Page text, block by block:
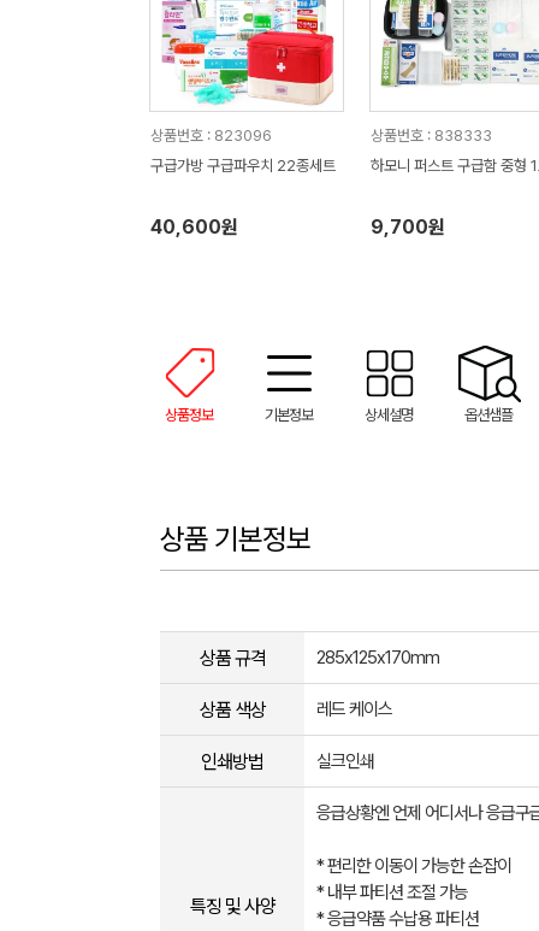
상품번호 : 823096
구급가방 구급파우치 22종세트
40,600원
상품번호 : 838333
하모니 퍼스트 구급함 중형
9,700원
상품정보 기본정보 상세설명 옵션샘플
상품 기본정보
상품 규격 285x125x170mm
상품 색상 레드 케이스
인쇄방법 실크인쇄
특징 및 사양
응급상황엔 언제 어디서나 응급구
* 편리한 이동이 가능한 손잡이
* 내부 파티션 조절 가능
* 응급약품 수납용 파티션